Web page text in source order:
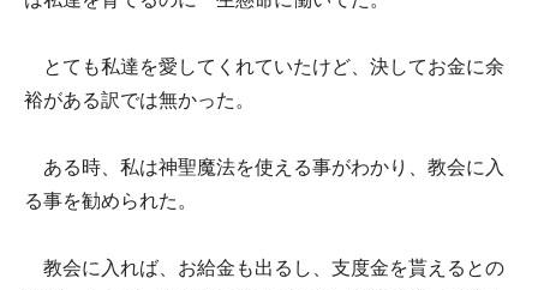
とても私達を愛してくれていたけど、決してお金に余
裕がある訳では無かった。
ある時、私は神聖魔法を使える事がわかり、教会に入
る事を勧められた。
教会に入れば、お給金も出るし、支度金を貰えるとの